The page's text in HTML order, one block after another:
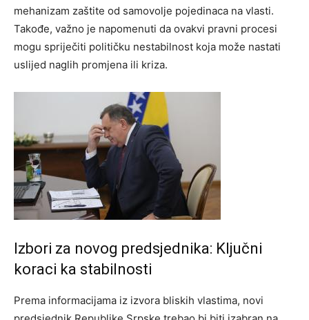
mehanizam zaštite od samovolje pojedinaca na vlasti.
Takođe, važno je napomenuti da ovakvi pravni procesi
mogu spriječiti političku nestabilnost koja može nastati
uslijed naglih promjena ili kriza.
Izbori za novog predsjednika: Ključni
koraci ka stabilnosti
Prema informacijama iz izvora bliskih vlastima, novi